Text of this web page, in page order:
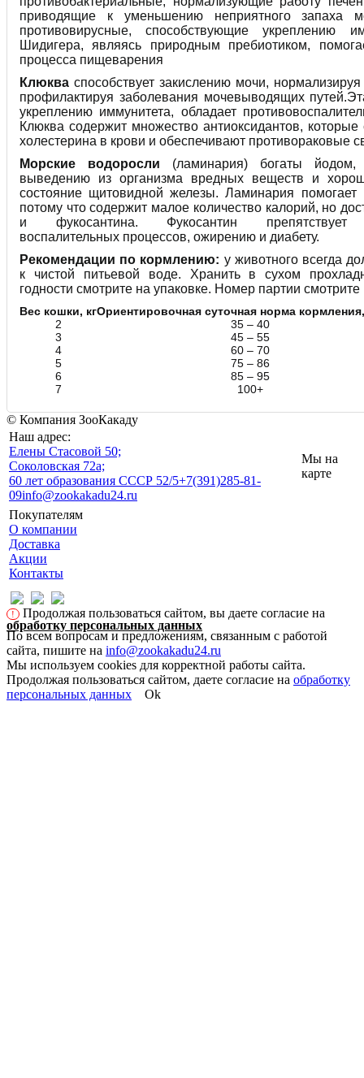
приводящие к уменьшению неприятного запаха
противовирусные, способствующие укреплению
Шидигера, являясь природным пребиотиком,
процесса пищеварения
Клюква способствует закислению мочи,
профилактируя заболевания мочевыводящих
укреплению иммунитета, обладает
Клюква содержит множество антиоксидантов,
холестерина в крови и обеспечивают противораковые
Морские водоросли (ламинария) богаты йодом,
выведению из организма вредных веществ и
состояние щитовидной железы. Ламинария помогает
потому что содержит малое количество калорий, но
и фукосантина. Фукосантин препятствует
воспалительных процессов, ожирению и диабету.
Рекомендации по кормлению: у животного всегда
к чистой питьевой воде. Хранить в сухом
годности смотрите на упаковке. Номер партии смотрите
Вес кошки, кгОриентировочная суточная норма
2
35 – 40
3
45 – 55
4
60 – 70
5
75 – 86
6
85 – 95
7
100+
© Компания ЗооКакаду
Наш адрес:
Eлены Стасовой 50;
Соколовская 72а;
60 лет образования СССР 52/5+7(391)285-81-
09info@zookakadu24.ru
Мы на
карте
Покупателям
О компании
Доставка
Акции
Контакты
!
Продолжая пользоваться сайтом, вы даете согласие на
обработку персональных данных
По всем вопросам и предложениям, связанным с работой
сайта, пишите на info@zookakadu24.ru
Мы используем cookies для корректной работы сайта.
Продолжая пользоваться сайтом, даете согласие на обработку
персональных данных
Ok